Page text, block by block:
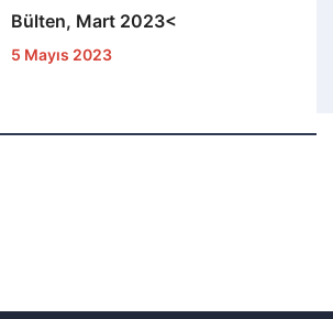
Bülten, Mart 2023<
5 Mayıs 2023